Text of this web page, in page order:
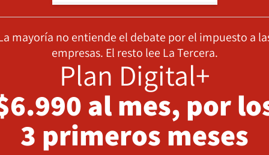
mayoría no entiende el debate por el impuesto a
empresas. El resto lee La Tercera.
Plan Digital+
al mes, por
3 primeros meses